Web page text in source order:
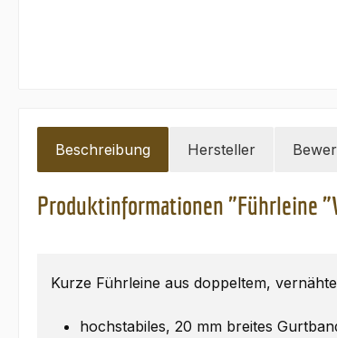
Beschreibung Hersteller
Produktinformationen "Führleine
Kurze Führleine aus doppeltem,
hochstabiles, 20 mm breites